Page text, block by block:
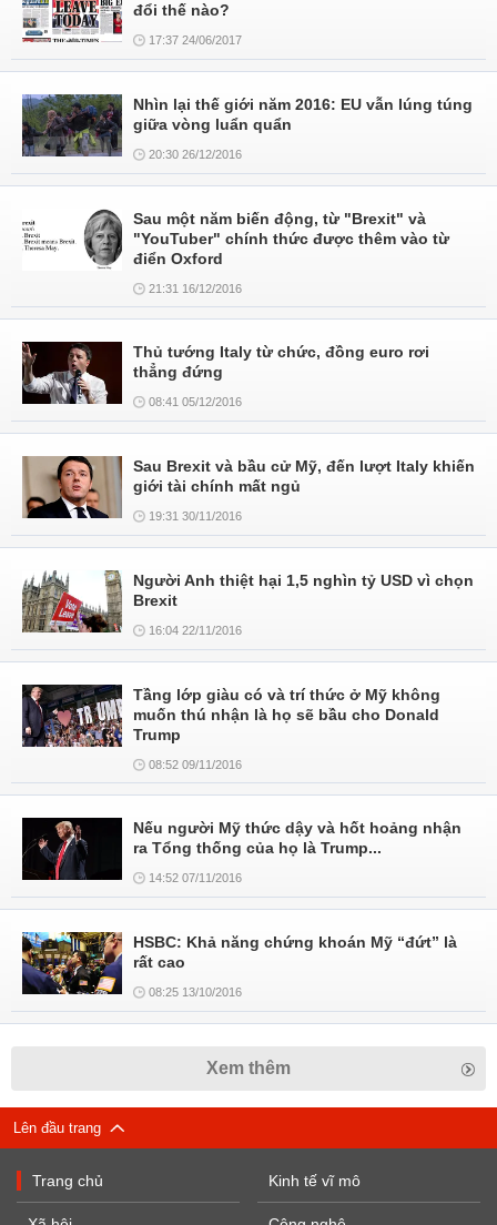
đổi thế nào?
17:37 24/06/2017
Nhìn lại thế giới năm 2016: EU vẫn lúng túng
giữa vòng luẩn quẩn
20:30 26/12/2016
Sau một năm biến động, từ "Brexit" và
"YouTuber" chính thức được thêm vào từ
điển Oxford
21:31 16/12/2016
Thủ tướng Italy từ chức, đồng euro rơi
thẳng đứng
08:41 05/12/2016
Sau Brexit và bầu cử Mỹ, đến lượt Italy khiến
giới tài chính mất ngủ
19:31 30/11/2016
Người Anh thiệt hại 1,5 nghìn tỷ USD vì chọn
Brexit
16:04 22/11/2016
Tầng lớp giàu có và trí thức ở Mỹ không
muốn thú nhận là họ sẽ bầu cho Donald
Trump
08:52 09/11/2016
Nếu người Mỹ thức dậy và hốt hoảng nhận
ra Tổng thống của họ là Trump...
14:52 07/11/2016
HSBC: Khả năng chứng khoán Mỹ “đứt” là
rất cao
08:25 13/10/2016
Xem thêm
Lên đầu trang
Trang chủ Kinh tế vĩ mô